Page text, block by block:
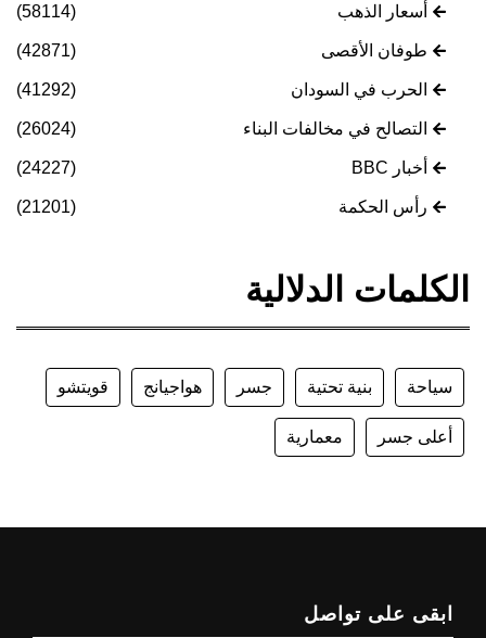
أسعار الذهب (58114)
طوفان الأقصى (42871)
الحرب في السودان (41292)
التصالح في مخالفات البناء (26024)
أخبار BBC (24227)
رأس الحكمة (21201)
الكلمات الدلالية
سياحة بنية تحتية جسر هواجيانج قويتشو
أعلى جسر معمارية
ابقى على تواصل